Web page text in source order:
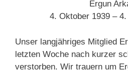
Ergun
4. Oktober 1939 –
Unser langjähriges Mitglied
letzten Woche nach kurzer
verstorben. Wir trauern um